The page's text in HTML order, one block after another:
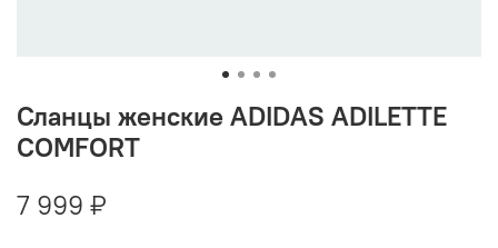
Сланцы женские ADIDAS ADILETTE
COMFORT
7 999 ₽